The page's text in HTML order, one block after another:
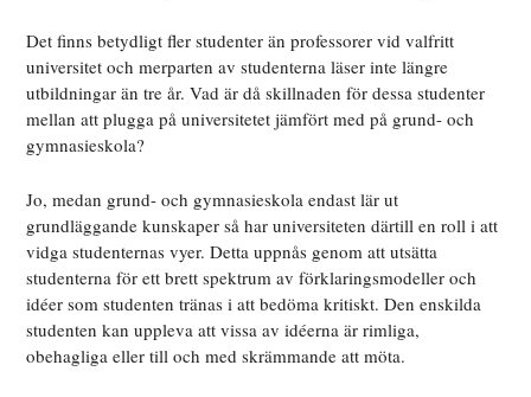
Det finns betydligt fler studenter än professorer vid valfritt
universitet och merparten av studenterna läser inte längre
utbildningar än tre år. Vad är då skillnaden för dessa studenter
mellan att plugga på universitetet jämfört med på grund- och
gymnasieskola?
Jo, medan grund- och gymnasieskola endast lär ut
grundläggande kunskaper så har universiteten därtill en roll i att
vidga studenternas vyer. Detta uppnås genom att utsätta
studenterna för ett brett spektrum av förklaringsmodeller och
idéer som studenten tränas i att bedöma kritiskt. Den enskilda
studenten kan uppleva att vissa av idéerna är rimliga,
obehagliga eller till och med skrämmande att möta.